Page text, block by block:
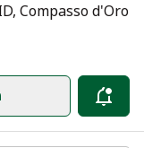
Compasso d'Oro